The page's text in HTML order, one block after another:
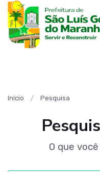
Início Pesquisa
O que